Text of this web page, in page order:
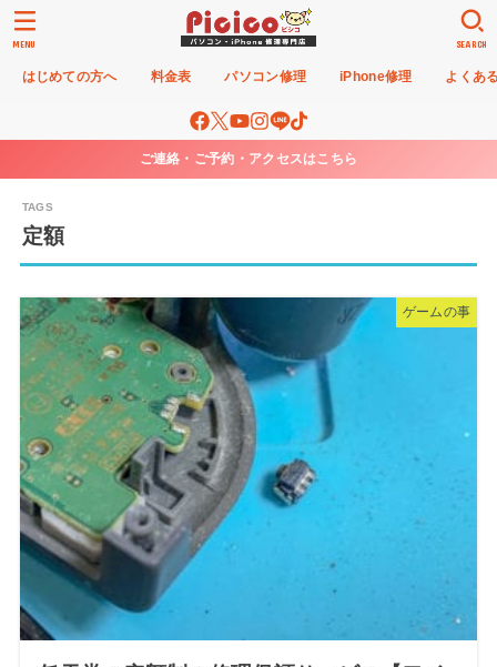
はじめての方へ 料金表 パソコン修理 iPhone修理 よくあ
SEARCH
MENU
ご連絡・ご予約・アクセスはこちら
定額
ゲームの事